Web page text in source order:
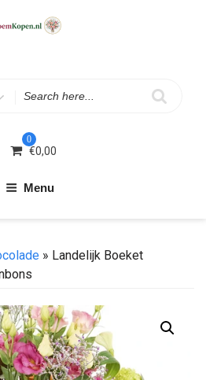
0
€0,00
Menu
» Landelijk Boeket